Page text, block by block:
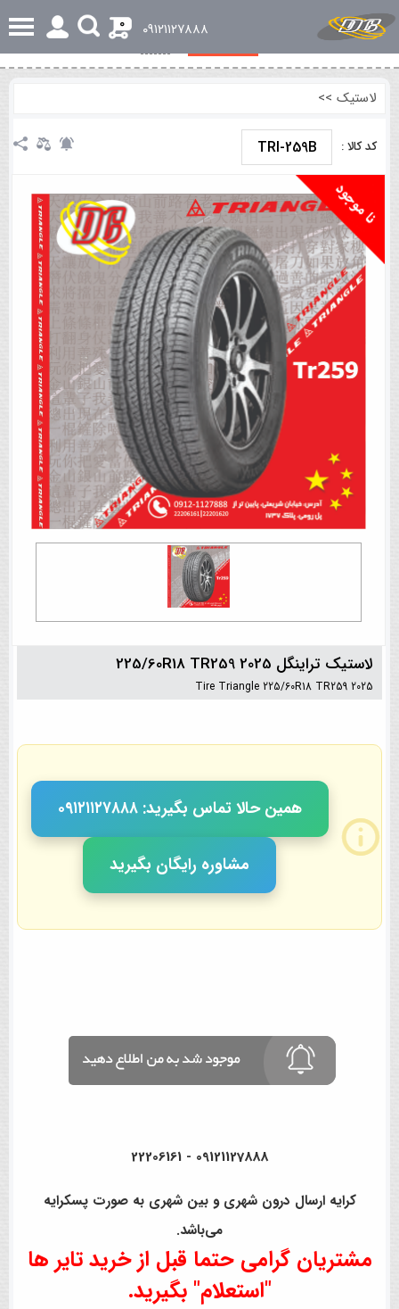
٠٩١٢١١٢٧٨٨٨ 0
مشخصات کلی نظرات
لاستیک >>
کد کالا : TRI-259B
لاستیک تراینگل 225/60R18 TR259 2025
Tire Triangle 225/60R18 TR259 2025
همین حالا تماس بگیرید: ٠٩١٢١١٢٧٨٨٨
مشاوره رایگان بگیرید
09121127888 - 22206161
کرایه ارسال درون شهری و بین شهری به صورت پسکرایه
می‌باشد.
مشتریان گرامی حتما قبل از خرید تایر ها
"استعلام" بگیرید.